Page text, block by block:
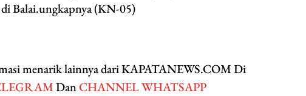
Balai.ungkapnya (KN-05)
menarik lainnya dari KAPATANEWS.COM Di
DanCHANNEL WHATSAPP